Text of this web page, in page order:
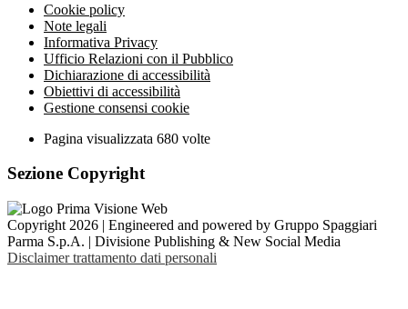
Cookie policy
Note legali
Informativa Privacy
Ufficio Relazioni con il Pubblico
Dichiarazione di accessibilità
Obiettivi di accessibilità
Gestione consensi cookie
Pagina visualizzata 680 volte
Sezione Copyright
Copyright 2026 | Engineered and powered by Gruppo Spaggiari
Parma S.p.A. | Divisione Publishing & New Social Media
Disclaimer trattamento dati personali